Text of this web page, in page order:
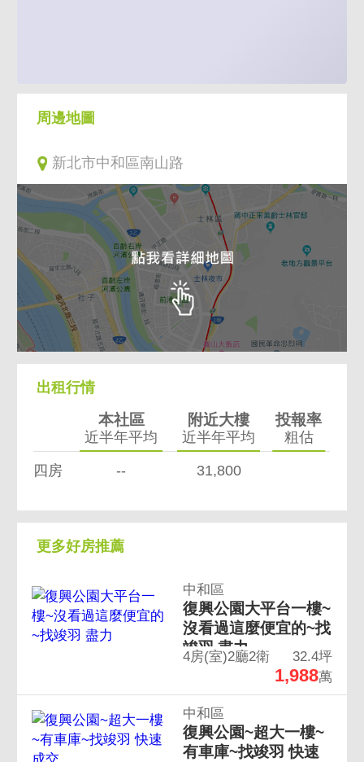
周邊地圖
新北市中和區南山路
出租行情
本社區
近半年平均
附近大樓
近半年平均
投報率
粗估
四房 -- 31,800
更多好房推薦
中和區
復興公園大平台一樓~
沒看過這麼便宜的~找
竣羽 盡力
4房(室)2廳2衛 32.4坪
1,988萬
中和區
復興公園~超大一樓~
有車庫~找竣羽 快速